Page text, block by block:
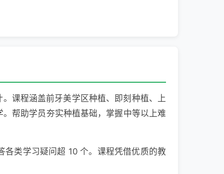
课程涵盖前牙美学区种植、即刻种植、上
帮助学员夯实种植基础，掌握中等以上难
类学习疑问超 10 个。课程凭借优质的教